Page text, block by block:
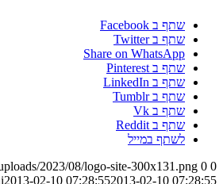
שתף ב Facebook
שתף ב Twitter
Share on WhatsApp
שתף ב Pinterest
שתף ב LinkedIn
שתף ב Tumblr
שתף ב Vk
שתף ב Reddit
לשתף במייל
0
0
2023/08/logo-site-300x131.png
2013-02-10 07:28:552013-02-10 07:28:55